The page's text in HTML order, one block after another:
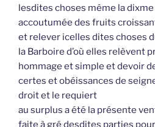
lesdites choses même la dixme
accoutumée des fruits
et relever icelles dites choses
la Barboire d’où elles relèvent
hommage et simple et devoir
certes et obéissances de
droit et le requiert
au surplus a été la présente
faite à gré desdites parties